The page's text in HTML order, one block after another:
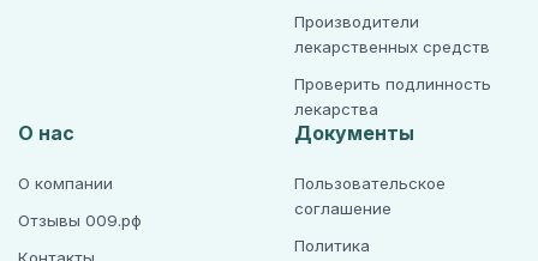
Производители
лекарственных средств
Проверить подлинность
лекарства
О нас
О компании
Отзывы 009.рф
Документы
Пользовательское
соглашение
Политика